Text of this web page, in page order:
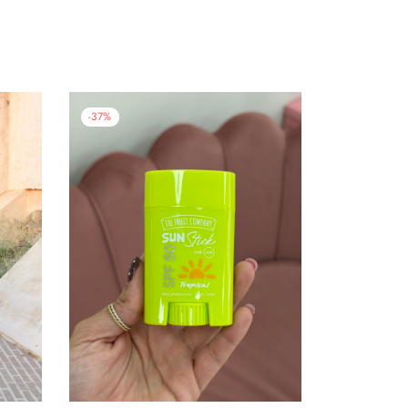
-37%